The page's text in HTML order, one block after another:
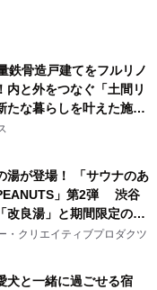
鉄骨造戸建てをフルリノ
内と外をつなぐ「土間リ
たな暮らしを叶えた施工
社アースが公開
湯が登場！ 「サウナのあ
」第2弾 渋谷
改良湯」と期間限定のコ
ン サウナイキタイコラ
決定！
・クリエイティブプロダクツ
犬と一緒に過ごせる宿